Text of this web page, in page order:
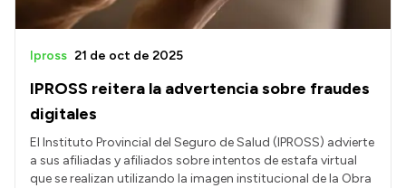
Inversión en Salud
Licitaciones
IPROSS reitera la advertencia sobre fraudes
digitales
Ipross 21 de oct de 2025
El Instituto Provincial del Seguro de Salud (IPROSS) advierte
a sus afiliadas y afiliados sobre intentos de estafa virtual
que se realizan utilizando la imagen institucional de la Obra